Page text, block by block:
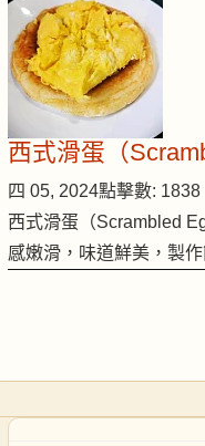
西式滑蛋（
四 05, 2024點擊數: 1838
西式滑蛋（Scrambled
感嫩滑，味道鮮美，製